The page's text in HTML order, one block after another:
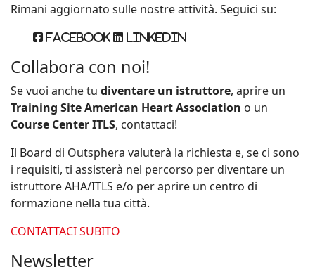
Rimani aggiornato sulle nostre attività. Seguici su:
Facebook Linkedin
Collabora con noi!
Se vuoi anche tu diventare un istruttore, aprire un
Training Site American Heart Association o un
Course Center ITLS, contattaci!
Il Board di Outsphera valuterà la richiesta e, se ci sono
i requisiti, ti assisterà nel percorso per diventare un
istruttore AHA/ITLS e/o per aprire un centro di
formazione nella tua città.
CONTATTACI SUBITO
Newsletter